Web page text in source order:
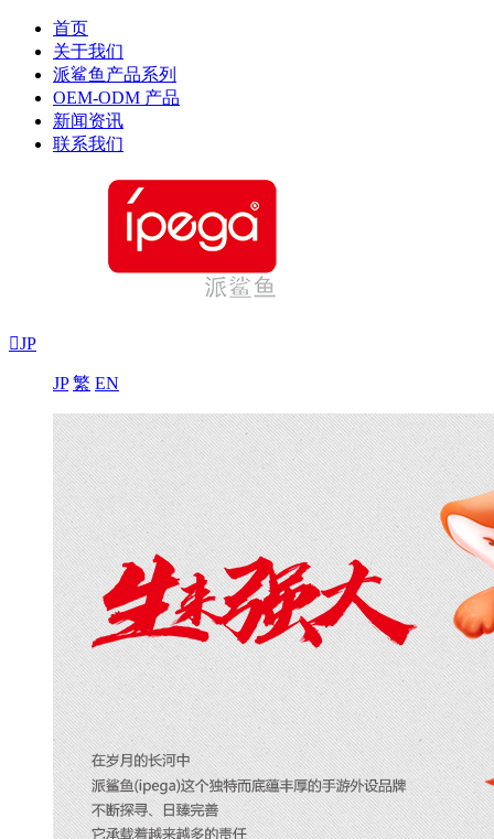
首页
关于我们
派鲨鱼产品系列
OEM-ODM 产品
新闻资讯
联系我们
JP
JP 繁 EN